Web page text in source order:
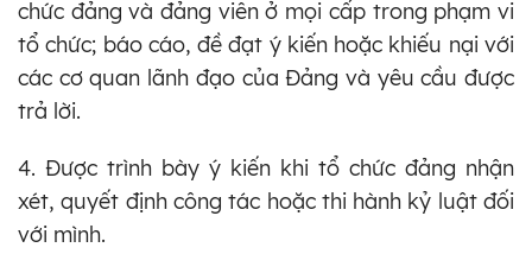
chức đảng và đảng viên ở mọi cấp trong phạm vi
tổ chức; báo cáo, đề đạt ý kiến hoặc khiếu nại với
các cơ quan lãnh đạo của Đảng và yêu cầu được
trả lời.
4. Được trình bày ý kiến khi tổ chức đảng nhận
xét, quyết định công tác hoặc thi hành kỷ luật đối
với mình.